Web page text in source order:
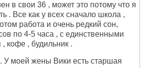
в свои 36 , может это потому что я
. Все как у всех сначало школа ,
работа и очень редкий сон,
по 4-5 часа , с единственными
, кофе , будильник .
У моей жены Вики есть старшая